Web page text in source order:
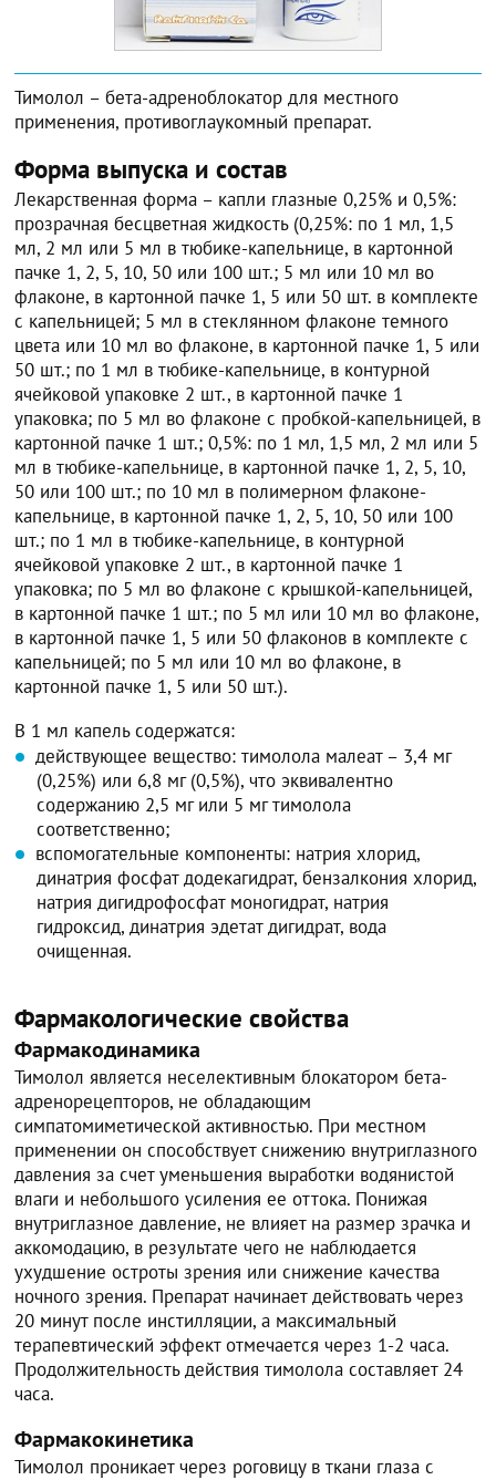
Тимолол – бета-адреноблокатор для местного
применения, противоглаукомный препарат.
Форма выпуска и состав
Лекарственная форма – капли глазные 0,25% и 0,5%:
прозрачная бесцветная жидкость (0,25%: по 1 мл, 1,5
мл, 2 мл или 5 мл в тюбике-капельнице, в картонной
пачке 1, 2, 5, 10, 50 или 100 шт.; 5 мл или 10 мл во
флаконе, в картонной пачке 1, 5 или 50 шт. в комплекте
с капельницей; 5 мл в стеклянном флаконе темного
цвета или 10 мл во флаконе, в картонной пачке 1, 5 или
50 шт.; по 1 мл в тюбике-капельнице, в контурной
ячейковой упаковке 2 шт., в картонной пачке 1
упаковка; по 5 мл во флаконе с пробкой-капельницей, в
картонной пачке 1 шт.; 0,5%: по 1 мл, 1,5 мл, 2 мл или 5
мл в тюбике-капельнице, в картонной пачке 1, 2, 5, 10,
50 или 100 шт.; по 10 мл в полимерном флаконе-
капельнице, в картонной пачке 1, 2, 5, 10, 50 или 100
шт.; по 1 мл в тюбике-капельнице, в контурной
ячейковой упаковке 2 шт., в картонной пачке 1
упаковка; по 5 мл во флаконе с крышкой-капельницей,
в картонной пачке 1 шт.; по 5 мл или 10 мл во флаконе,
в картонной пачке 1, 5 или 50 флаконов в комплекте с
капельницей; по 5 мл или 10 мл во флаконе, в
картонной пачке 1, 5 или 50 шт.).
В 1 мл капель содержатся:
действующее вещество: тимолола малеат – 3,4 мг
(0,25%) или 6,8 мг (0,5%), что эквивалентно
содержанию 2,5 мг или 5 мг тимолола
соответственно;
вспомогательные компоненты: натрия хлорид,
динатрия фосфат додекагидрат, бензалкония хлорид,
натрия дигидрофосфат моногидрат, натрия
гидроксид, динатрия эдетат дигидрат, вода
очищенная.
Фармакологические свойства
Фармакодинамика
Тимолол является неселективным блокатором бета-
адренорецепторов, не обладающим
симпатомиметической активностью. При местном
применении он способствует снижению внутриглазного
давления за счет уменьшения выработки водянистой
влаги и небольшого усиления ее оттока. Понижая
внутриглазное давление, не влияет на размер зрачка и
аккомодацию, в результате чего не наблюдается
ухудшение остроты зрения или снижение качества
ночного зрения. Препарат начинает действовать через
20 минут после инстилляции, а максимальный
терапевтический эффект отмечается через 1-2 часа.
Продолжительность действия тимолола составляет 24
часа.
Фармакокинетика
Тимолол проникает через роговицу в ткани глаза с